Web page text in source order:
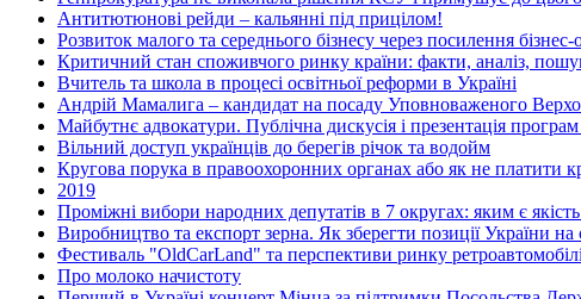
Антитютюнові рейди – кальянні під прицілом!
Розвиток малого та середнього бізнесу через посилення
Критичний стан споживчого ринку країни: факти, аналіз,
Вчитель та школа в процесі освітньої реформи в Україні
Андрій Мамалига – кандидат на посаду Уповноваженого
Майбутнє адвокатури. Публічна дискусія і презентація
Вільний доступ українців до берегів річок та водойм
Кругова порука в правоохоронних органах або як не платити
2019
Проміжні вибори народних депутатів в 7 округах: яким є якість
Виробництво та експорт зерна. Як зберегти позиції України на
Фестиваль "OldCarLand" та перспективи ринку
Про молоко начистоту